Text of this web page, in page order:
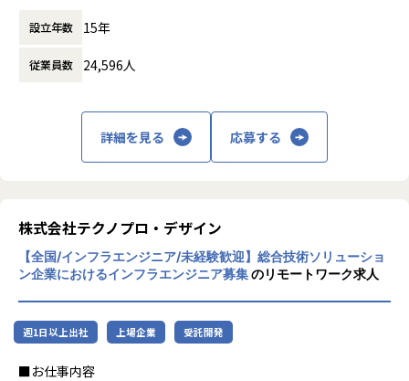
・Oさん（50代前半）
運用担当として従事。
これまでの経験を活かし、インフラエンジニアのスペシャリ
ストとして活躍できる場を求めホープスへご入社。
「バックオフィスDX」「Make work fun！」をモットーに、
バックオフィス業務とそこに関わる人たちの働き方を変えて
いくことを通して、企業競争力を向上させることを使命とし
ています。
しく” へリノベートすることで社会に貢献します。​
【募集概要】
搬送設備・工作機械・産業ロボットなどの保全業務をご担当
現場経験を積むことができます。
【業務の変更の範囲】
に渡ります。いわゆる技術者派遣と呼ばれ
働く場所に関わらない事業支援や最新技術を
用いた研究開発などを行っています。
程プロジェクトの増加といった世の中で技術
者集団として価値提供を行うために、エンジ
ニアが生涯活躍できる環境を考え事業運営を
行っています。
設立年数 15年
従業員数 24,596人
詳細を見る 応募する
株式会社テクノプロ・デザイン
【全国/インフラエンジニア/未経験歓迎】総合技術ソリューショ
ン企業におけるインフラエンジニア募集のリモートワーク求人
週1日以上出社 上場企業 受託開発
■お仕事内容